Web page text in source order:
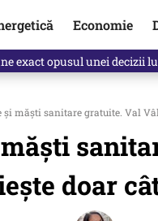
Economie
dezvăluite de o colegă.
și măști sanitare gratuite. Val
doar